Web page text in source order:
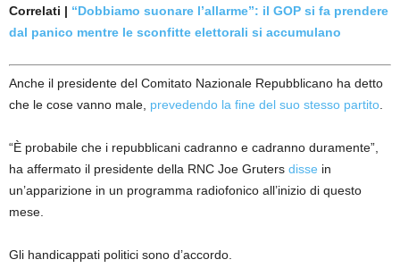
Correlati | “Dobbiamo suonare l’allarme”: il GOP si fa prendere
dal panico mentre le sconfitte elettorali si accumulano
Anche il presidente del Comitato Nazionale Repubblicano ha detto
che le cose vanno male, prevedendo la fine del suo stesso partito.
“È probabile che i repubblicani cadranno e cadranno duramente”,
ha affermato il presidente della RNC Joe Gruters disse in
un’apparizione in un programma radiofonico all’inizio di questo
mese.
Gli handicappati politici sono d’accordo.